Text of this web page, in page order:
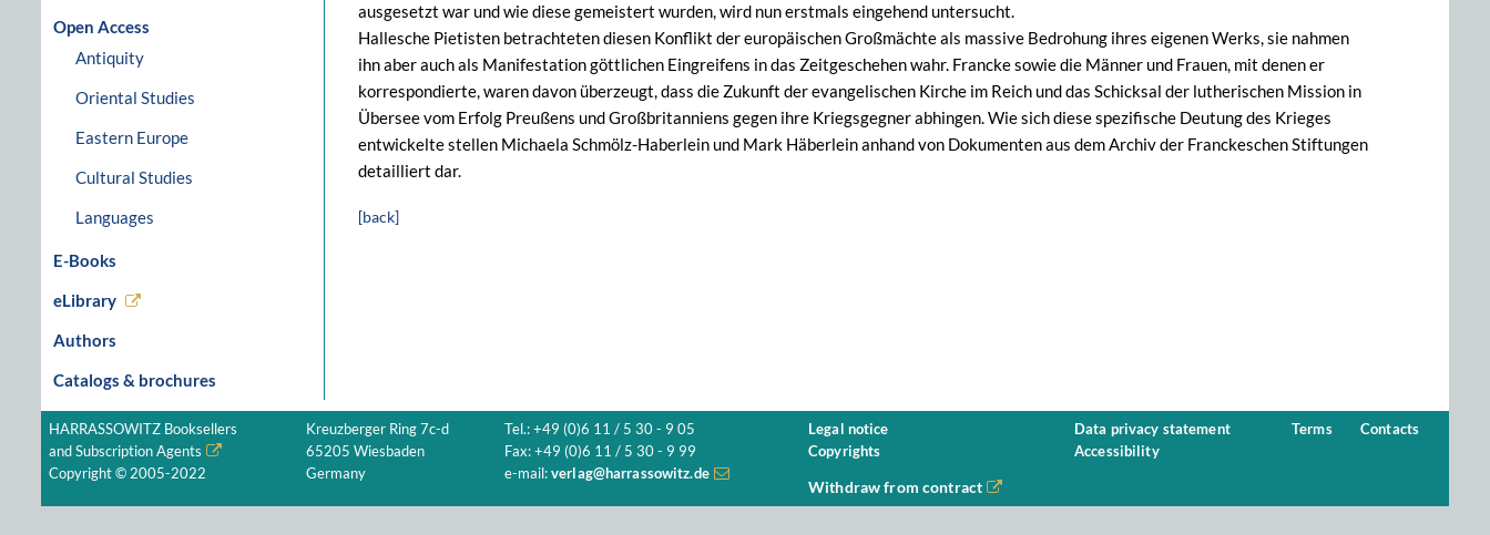
Open Access
Antiquity
Oriental Studies
Eastern Europe
Cultural Studies
Languages
E-Books
eLibrary
Authors
Catalogs & brochures
ausgesetzt war und wie diese gemeistert wurden, wird nun erstmals eingehend untersucht.
Hallesche Pietisten betrachteten diesen Konflikt der europäischen Großmächte als massive Bedrohung ihres eigenen Werks, sie nahmen
ihn aber auch als Manifestation göttlichen Eingreifens in das Zeitgeschehen wahr. Francke sowie die Männer und Frauen, mit denen er
korrespondierte, waren davon überzeugt, dass die Zukunft der evangelischen Kirche im Reich und das Schicksal der lutherischen Mission in
Übersee vom Erfolg Preußens und Großbritanniens gegen ihre Kriegsgegner abhingen. Wie sich diese spezifische Deutung des Krieges
entwickelte stellen Michaela Schmölz-Haberlein und Mark Häberlein anhand von Dokumenten aus dem Archiv der Franckeschen Stiftungen
detailliert dar.
[back]
HARRASSOWITZ Booksellers
and Subscription Agents
Copyright © 2005-2022
Kreuzberger Ring 7c-d
65205 Wiesbaden
Germany
Tel.: +49 (0)6 11 / 5 30 - 9 05
Fax: +49 (0)6 11 / 5 30 - 9 99
e-mail: verlag@harrassowitz.de
Legal notice
Copyrights
Data privacy statement
Accessibility
Terms Contacts
Withdraw from contract